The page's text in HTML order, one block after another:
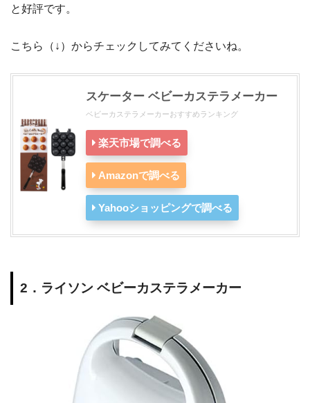
と好評です。
こちら（↓）からチェックしてみてくださいね。
スケーター ベビーカステラメーカー
ベビーカステラメーカーおすすめランキング
楽天市場で調べる
Amazonで調べる
Yahooショッピングで調べる
2．ライソン ベビーカステラメーカー